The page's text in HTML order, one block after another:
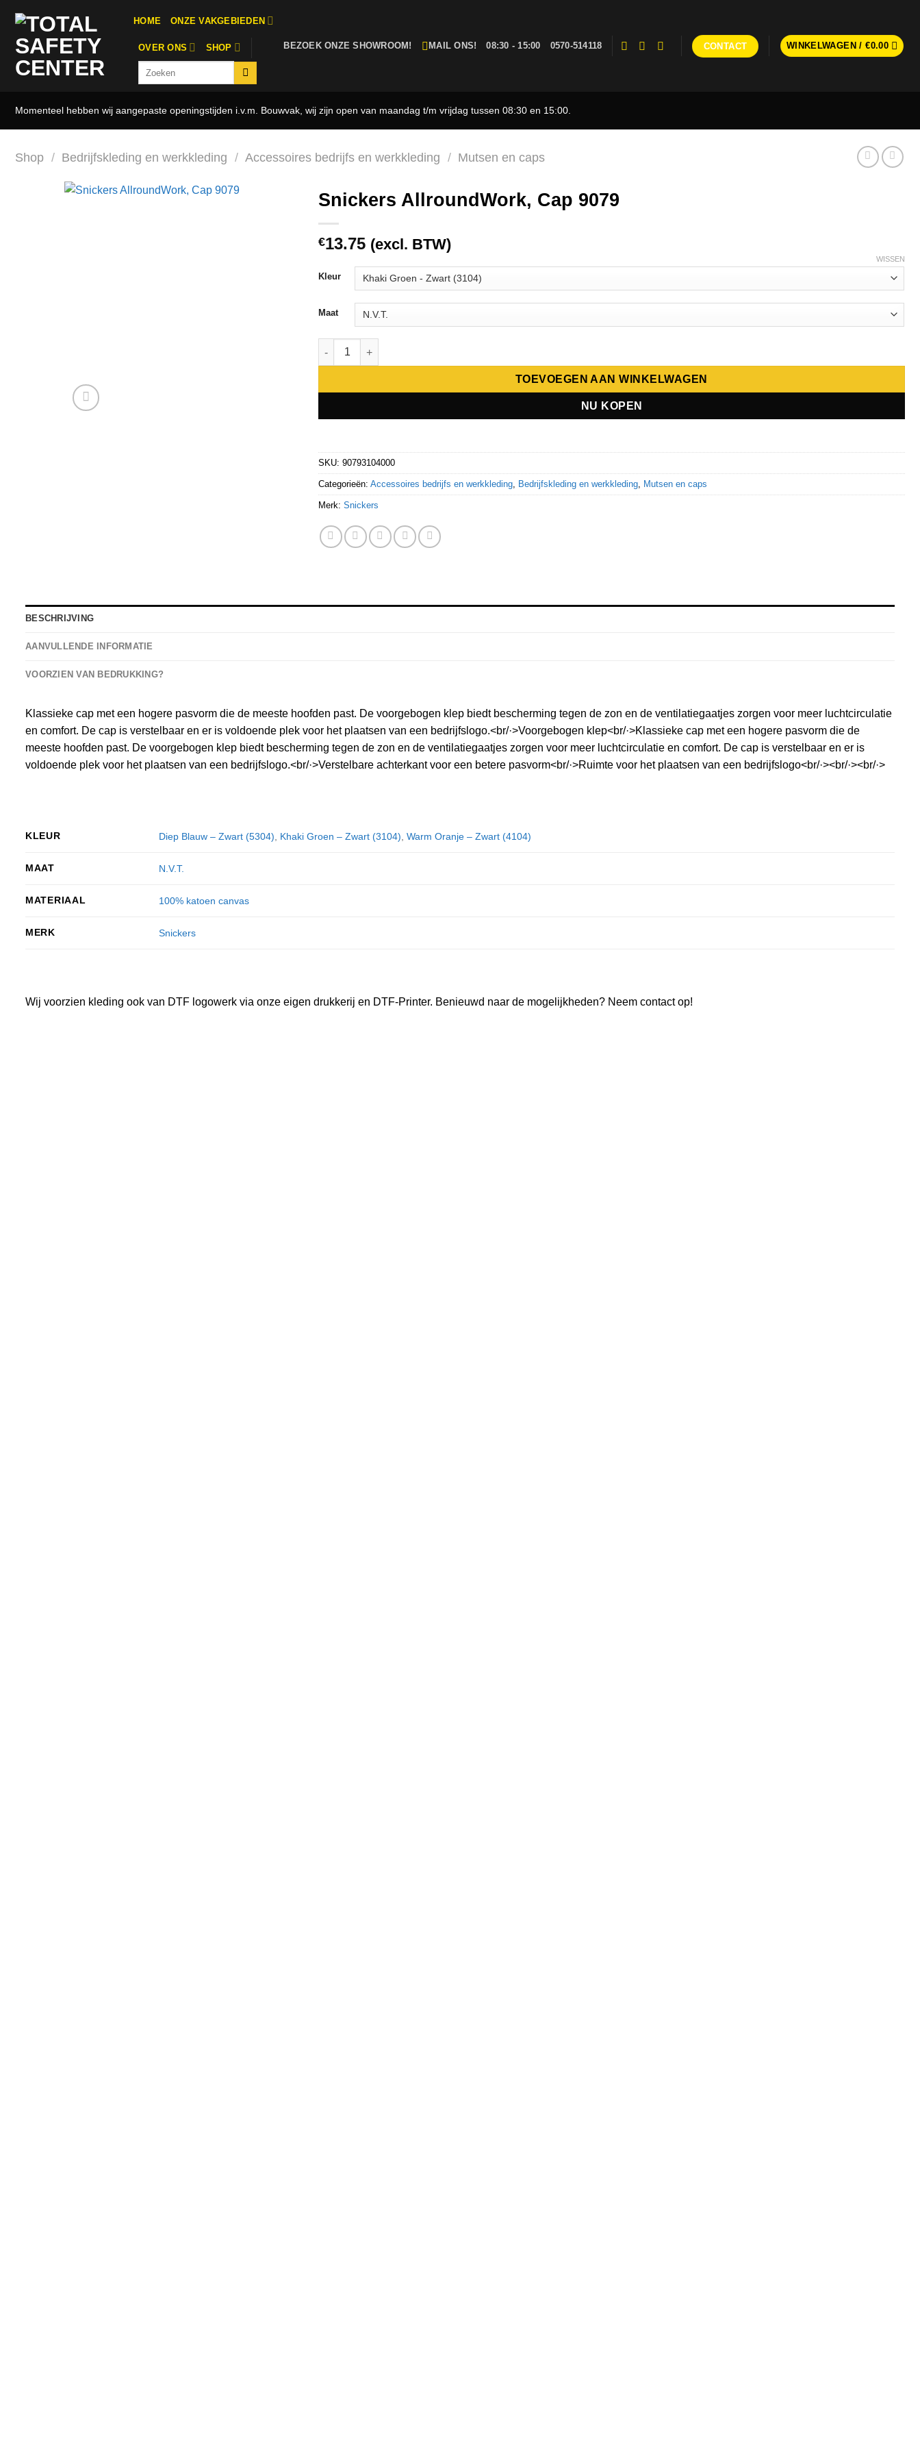
naar
inhoud
HOME ONZE VAKGEBIEDEN
OVER ONS SHOP BEZOEK ONZE SHOWROOM! MAIL ONS! 08:30 - 15:00 0570-514118 CONTACT WINKELWAGEN /€0.00
Momenteel hebben wij aangepaste openingstijden i.v.m. Bouwvak, wij zijn open van maandag t/m vrijdag tussen 08:30 en 15:00.
Shop / Bedrijfskleding en werkkleding / Accessoires bedrijfs en werkkleding / Mutsen en caps
Snickers AllroundWork, Cap 9079
€13.75 (excl. BTW)
Kleur
Maat
WISSEN
Snickers AllroundWork, Cap 9079 aantal
TOEVOEGEN AAN WINKELWAGEN
NU KOPEN
SKU:90793104000
Categorieën:Accessoires bedrijfs en werkkleding, Bedrijfskleding en werkkleding, Mutsen en caps
Merk:Snickers
BESCHRIJVING
AANVULLENDE INFORMATIE
VOORZIEN VAN BEDRUKKING?
Klassieke cap met een hogere pasvorm die de meeste hoofden past. De voorgebogen klep biedt bescherming tegen de zon en de ventilatiegaatjes zorgen voor meer luchtcirculatie
en comfort. De cap is verstelbaar en er is voldoende plek voor het plaatsen van een bedrijfslogo.<br/·>Voorgebogen klep<br/·>Klassieke cap met een hogere pasvorm die de
meeste hoofden past. De voorgebogen klep biedt bescherming tegen de zon en de ventilatiegaatjes zorgen voor meer luchtcirculatie en comfort. De cap is verstelbaar en er is
voldoende plek voor het plaatsen van een bedrijfslogo.<br/·>Verstelbare achterkant voor een betere pasvorm<br/·>Ruimte voor het plaatsen van een bedrijfslogo<br/·><br/·><br/·>
KLEUR Diep Blauw – Zwart (5304) Khaki Groen – Zwart (3104) ,Warm Oranje – Zwart (4104)
MAAT N.V.T.
MATERIAAL 100% katoen canvas
MERK Snickers
Wij voorzien kleding ook van DTF logowerk via onze eigen drukkerij en DTF-Printer. Benieuwd naar de mogelijkheden? Neem contact op!